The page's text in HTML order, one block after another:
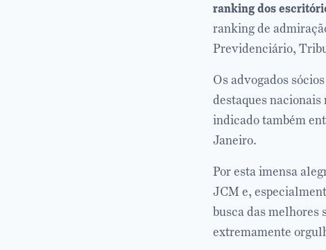
ranking dos
ranking de
Previdenciário,
Os advogados
destaques
indicado também
Janeiro.
Por esta imensa
JCM e,
busca das melhores
extremamente